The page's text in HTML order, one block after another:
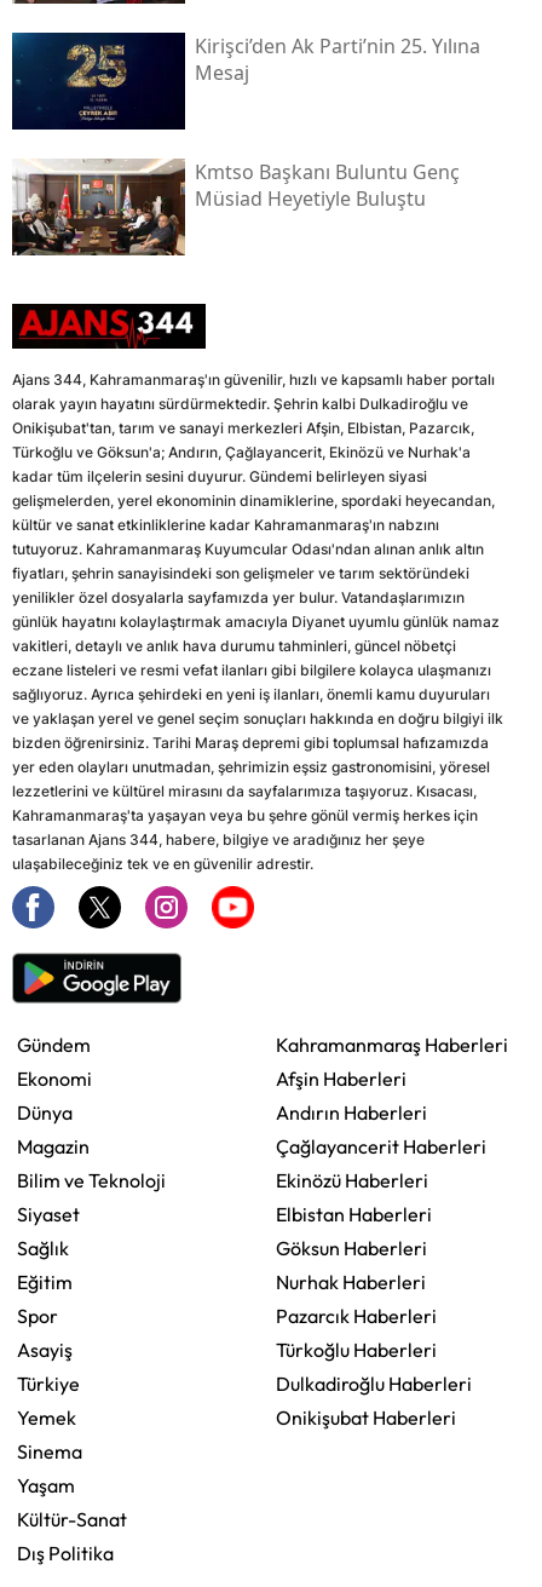
Kirişci’den Ak Parti’nin 25. Yılına
Mesaj
Kmtso Başkanı Buluntu Genç
Müsi̇ad Heyetiyle Buluştu
Ajans 344, Kahramanmaraş'ın güvenilir, hızlı ve kapsamlı haber portalı
olarak yayın hayatını sürdürmektedir. Şehrin kalbi Dulkadiroğlu ve
Onikişubat'tan, tarım ve sanayi merkezleri Afşin, Elbistan, Pazarcık,
Türkoğlu ve Göksun'a; Andırın, Çağlayancerit, Ekinözü ve Nurhak'a
kadar tüm ilçelerin sesini duyurur. Gündemi belirleyen siyasi
gelişmelerden, yerel ekonominin dinamiklerine, spordaki heyecandan,
kültür ve sanat etkinliklerine kadar Kahramanmaraş'ın nabzını
tutuyoruz. Kahramanmaraş Kuyumcular Odası'ndan alınan anlık altın
fiyatları, şehrin sanayisindeki son gelişmeler ve tarım sektöründeki
yenilikler özel dosyalarla sayfamızda yer bulur. Vatandaşlarımızın
günlük hayatını kolaylaştırmak amacıyla Diyanet uyumlu günlük namaz
vakitleri, detaylı ve anlık hava durumu tahminleri, güncel nöbetçi
eczane listeleri ve resmi vefat ilanları gibi bilgilere kolayca ulaşmanızı
sağlıyoruz. Ayrıca şehirdeki en yeni iş ilanları, önemli kamu duyuruları
ve yaklaşan yerel ve genel seçim sonuçları hakkında en doğru bilgiyi ilk
bizden öğrenirsiniz. Tarihi Maraş depremi gibi toplumsal hafızamızda
yer eden olayları unutmadan, şehrimizin eşsiz gastronomisini, yöresel
lezzetlerini ve kültürel mirasını da sayfalarımıza taşıyoruz. Kısacası,
Kahramanmaraş'ta yaşayan veya bu şehre gönül vermiş herkes için
tasarlanan Ajans 344, habere, bilgiye ve aradığınız her şeye
ulaşabileceğiniz tek ve en güvenilir adrestir.
Gündem
Ekonomi
Dünya
Magazin
Bilim ve Teknoloji
Siyaset
Sağlık
Eğitim
Spor
Asayiş
Türkiye
Yemek
Sinema
Yaşam
Kültür-Sanat
Dış Politika
Kahramanmaraş Haberleri
Afşin Haberleri
Andırın Haberleri
Çağlayancerit Haberleri
Ekinözü Haberleri
Elbistan Haberleri
Göksun Haberleri
Nurhak Haberleri
Pazarcık Haberleri
Türkoğlu Haberleri
Dulkadiroğlu Haberleri
Onikişubat Haberleri